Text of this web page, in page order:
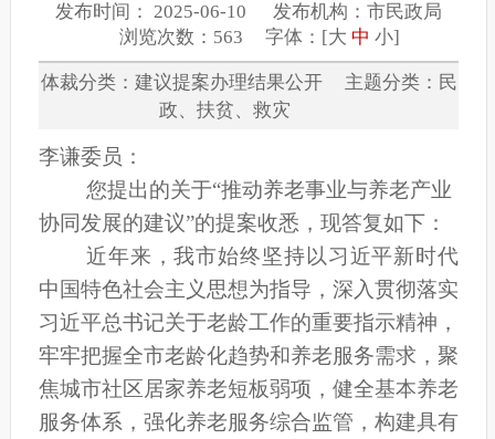
发布时间： 2025-06-10 发布机构：市民政局
浏览次数：563 字体：[大 中 小]
体裁分类：建议提案办理结果公开 主题分类：民
政、扶贫、救灾
李谦委员 ：
您提出的关于“推动养老事业与养老产业
协同发展的建议”的提案收悉，现答复如下：
近年来，我市始终坚持以习近平新时代
中国特色社会主义思想为指导，深入贯彻落实
习近平总书记关于老龄工作的重要指示精神，
牢牢把握全市老龄化趋势和养老服务需求，聚
焦城市社区居家养老短板弱项，健全基本养老
服务体系，强化养老服务综合监管，构建具有